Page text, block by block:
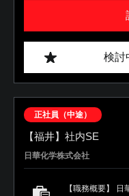
検討
正社員（中途）
【福井】社内SE
日華化学株式会社
【職務概要】